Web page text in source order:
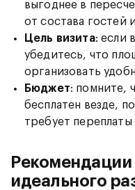
выгоднее в
от состава гостей
Цель визита: если
убедитесь, что
организовать
Бюджет: помните,
бесплатен везде,
требует
идеального